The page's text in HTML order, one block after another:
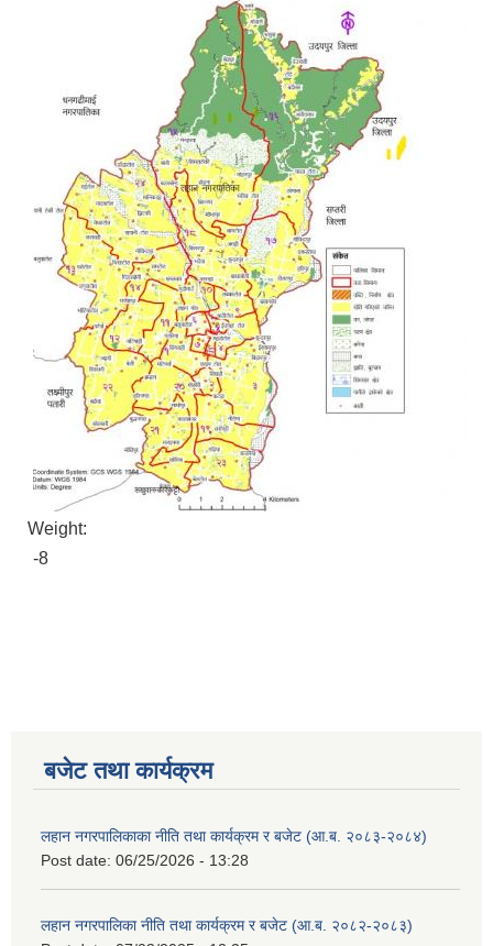
Weight:
-8
बजेट तथा कार्यक्रम
लहान नगरपालिकाका नीति तथा कार्यक्रम र बजेट (आ.ब. २०८३-२०८४)
Post date: 06/25/2026 - 13:28
लहान नगरपालिका नीति तथा कार्यक्रम र बजेट (आ.ब. २०८२-२०८३)